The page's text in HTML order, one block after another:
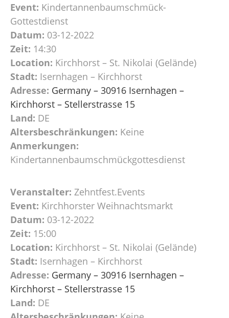
Event: Kindertannenbaumschmück-
Gottestdienst
Datum: 03-12-2022
Zeit: 14:30
Location: Kirchhorst – St. Nikolai (Gelände)
Stadt: Isernhagen – Kirchhorst
Adresse: Germany – 30916 Isernhagen –
Kirchhorst – Stellerstrasse 15
Land: DE
Altersbeschränkungen: Keine
Anmerkungen:
Kindertannenbaumschmückgottesdienst
Veranstalter: Zehntfest.Events
Event: Kirchhorster Weihnachtsmarkt
Datum: 03-12-2022
Zeit: 15:00
Location: Kirchhorst – St. Nikolai (Gelände)
Stadt: Isernhagen – Kirchhorst
Adresse: Germany – 30916 Isernhagen –
Kirchhorst – Stellerstrasse 15
Land: DE